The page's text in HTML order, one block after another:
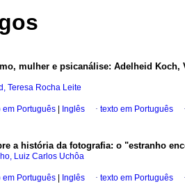
mulher e psicanálise: Adelheid Koch,
Teresa Rocha Leite
em Português Inglês · texto em Português
a história da fotografia: o "estranho
Luiz Carlos Uchôa
em Português Inglês · texto em Português